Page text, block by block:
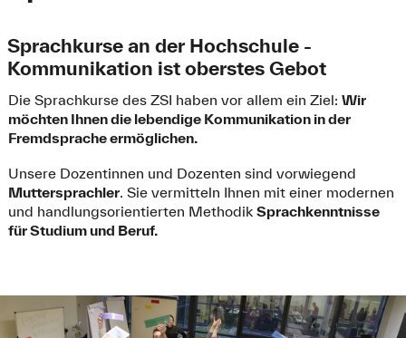
Sprachkurse an der Hochschule -
Kommunikation ist oberstes Gebot
Die Sprachkurse des ZSI haben vor allem ein Ziel: Wir
möchten Ihnen die lebendige Kommunikation in der
Fremdsprache ermöglichen.
Unsere Dozentinnen und Dozenten sind vorwiegend
Muttersprachler. Sie vermitteln Ihnen mit einer modernen
und handlungsorientierten Methodik Sprachkenntnisse
für Studium und Beruf.